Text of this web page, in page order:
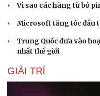
Vì sao các hãng từ bỏ
Microsoft tăng tốc đầu
Trung Quốc đưa vào
nhất thế giới
GIẢI TRÍ